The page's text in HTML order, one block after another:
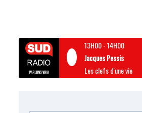
13H00-14H00
Jacques Pessis
Les clefs d'une vie